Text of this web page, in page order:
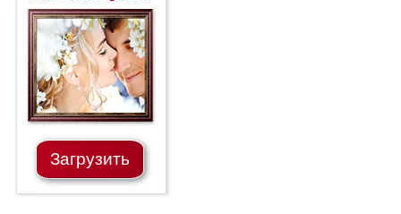
Загрузить